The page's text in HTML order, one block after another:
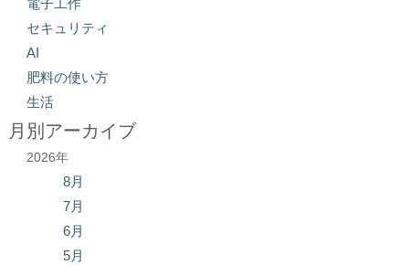
電子工作
セキュリティ
AI
肥料の使い方
生活
月別アーカイブ
2026年
8月
7月
6月
5月